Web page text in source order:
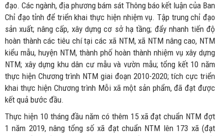
đạo. Các ngành, địa phương bám sát Thông báo kết luận của Ban
Chỉ đạo tỉnh để triển khai thực hiện nhiệm vụ. Tập trung chỉ đạo
sản xuất; nâng cấp, xây dựng cơ sở hạ tầng; đẩy nhanh tiến độ
hoàn thành các tiêu chí tại các xã NTM, xã NTM nâng cao, NTM
kiểu mẫu, huyện NTM, thành phố hoàn thành nhiệm vụ xây dựng
NTM; xây dựng khu dân cư mẫu và vườn mẫu; tổng kết 10 năm
thực hiện Chương trình NTM giai đoạn 2010-2020; tích cực triển
khai thực hiện Chương trình Mỗi xã một sản phẩm, đã đạt được
kết quả bước đầu.
Thực hiện 10 tháng đầu năm có thêm 15 xã đạt chuẩn NTM đợt
1 năm 2019, nâng tổng số xã đạt chuẩn NTM lên 173 xã (đạt